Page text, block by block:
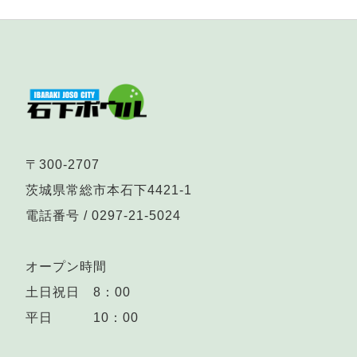
〒300-2707
茨城県常総市本石下4421-1
電話番号 / 0297-21-5024
オープン時間
土日祝日 8：00
平日 10：00